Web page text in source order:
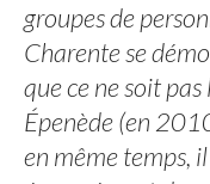
groupes de
Charente se
que ce ne soit
Épenède (en
en même temps,